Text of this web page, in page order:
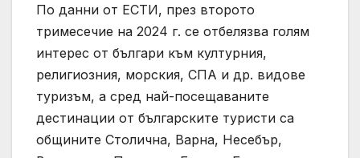
По данни от ЕСТИ, през второто
тримесечие на 2024 г. се отбелязва голям
интерес от българи към културния,
религиозния, морския, СПА и др. видове
туризъм, а сред най-посещаваните
дестинации от българските туристи са
общините Столична, Варна, Несебър,